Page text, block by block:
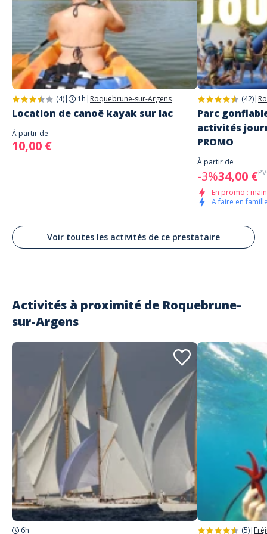
Nautic Loisirs Méditerranée
Sentier du Littoral
Roquebrune-sur-Argens
(4)| 1h | Roquebrune-sur-Argens
Location de canoë kayak sur lac
À partir de
10,00 €
(42)|
Parc
activités
PROMO
À partir de
-3%34,00 €
En promo :
A faire en
Voir toutes les activités de ce prestataire
Activités à proximité de Roquebrune-
sur-Argens
6h (5)|